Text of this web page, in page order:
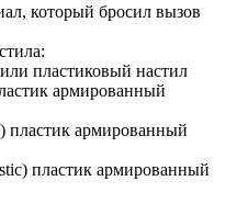
который бросил вызов
пластиковый настил
армированный
пластик армированный
пластик армированный